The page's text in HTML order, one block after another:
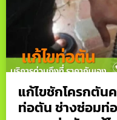
แก้ไขชักโครกตัน
ท่อตัน ช่างซ่อมท่